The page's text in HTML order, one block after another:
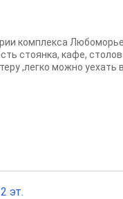
комплекса
стоянка, кафе,
,легко можно уехать в
эт.